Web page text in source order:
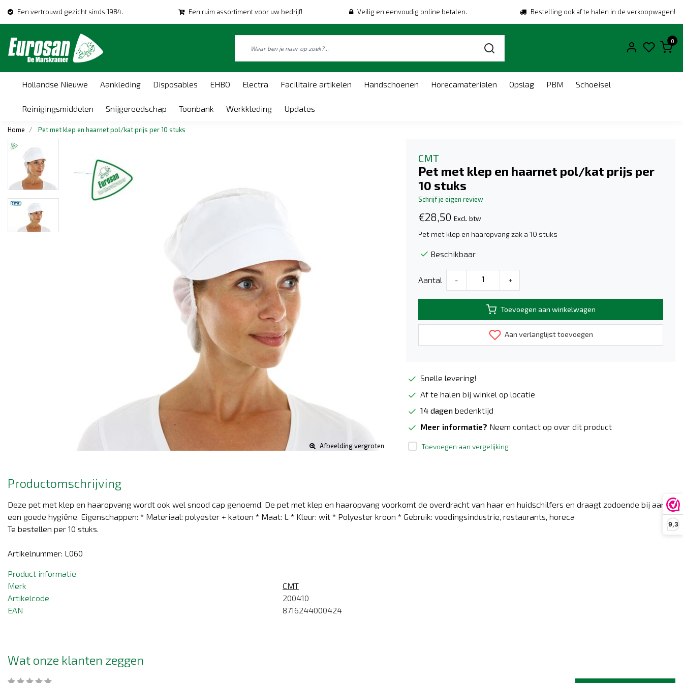
9,3
Een vertrouwd gezicht sinds 1984. Een ruim assortiment voor uw bedrijf! Veilig en eenvoudig online betalen. Bestelling ook af te halen in de verkoopwagen!
0
Hollandse Nieuwe Aankleding Disposables EHBO Electra Facilitaire artikelen Handschoenen Horecamaterialen Opslag PBM Schoeisel
Reinigingsmiddelen Snijgereedschap Toonbank Werkkleding Updates
Home Pet met klep en haarnet pol/kat prijs per 10 stuks
Afbeelding vergroten
CMT
Pet met klep en haarnet pol/kat prijs per
10 stuks
Schrijf je eigen review
€28,50 Excl. btw
Pet met klep en haaropvang zak a 10 stuks
Beschikbaar
Aantal - +
Toevoegen aan winkelwagen
Aan verlanglijst toevoegen
Snelle levering!
Af te halen bij winkel op locatie
14 dagen bedenktijd
Meer informatie? Neem contact op over dit product
Toevoegen aan vergelijking
Productomschrijving
Deze pet met klep en haaropvang wordt ook wel snood cap genoemd. De pet met klep en haaropvang voorkomt de overdracht van haar en huidschilfers en draagt zodoende bij aan
een goede hygiëne. Eigenschappen: * Materiaal: polyester + katoen * Maat: L * Kleur: wit * Polyester kroon * Gebruik: voedingsindustrie, restaurants, horeca
Te bestellen per 10 stuks.
Artikelnummer: L060
Product informatie
Merk
CMT
Artikelcode
200410
EAN
8716244000424
Wat onze klanten zeggen